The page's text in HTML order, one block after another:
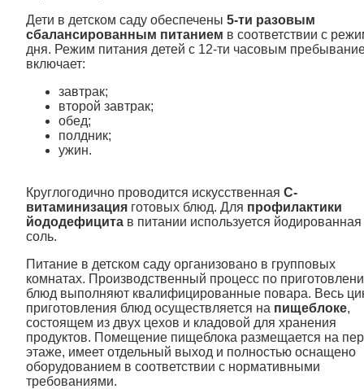
Дети в детском саду обеспечены 5-ти разовым
сбалансированным питанием в соответствии с
дня. Режим питания детей с 12-ти часовым
включает:
завтрак;
второй завтрак;
обед;
полдник;
ужин.
Круглогодично проводится искусственная С-
витаминизация готовых блюд. Для профилактики
йододефицита в питании используется йодированная
соль.
Питание в детском саду организовано в групповых
комнатах. Производственный процесс по
блюд выполняют квалифицированные повара. Весь
приготовления блюд осуществляется на пищеблоке,
состоящем из двух цехов и кладовой для хранения
продуктов. Помещение пищеблока размещается на
этаже, имеет отдельный выход и полностью оснащено
оборудованием в соответствии с нормативными
требованиями.